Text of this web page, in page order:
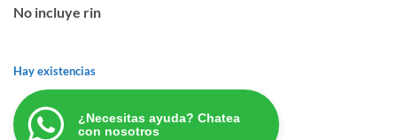
No incluye rin
Hay existencias
¿Necesitas ayuda? Chatea
con nosotros